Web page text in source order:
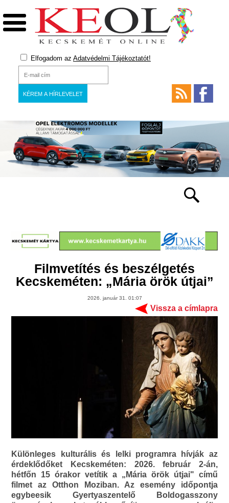
Elfogadom az Adatvédelmi Tájékoztatót!
Filmvetítés és beszélgetés
Kecskeméten: „Mária örök útjai”
2026. január 31. 01:07
Vissza a címlapra
Különleges kulturális és lelki programra hívják az
érdeklődőket Kecskeméten: 2026. február 2-án,
hétfőn 15 órakor vetítik a „Mária örök útjai" című
filmet az Otthon Moziban. Az esemény időpontja
egybeesik Gyertyaszentelő Boldogasszony